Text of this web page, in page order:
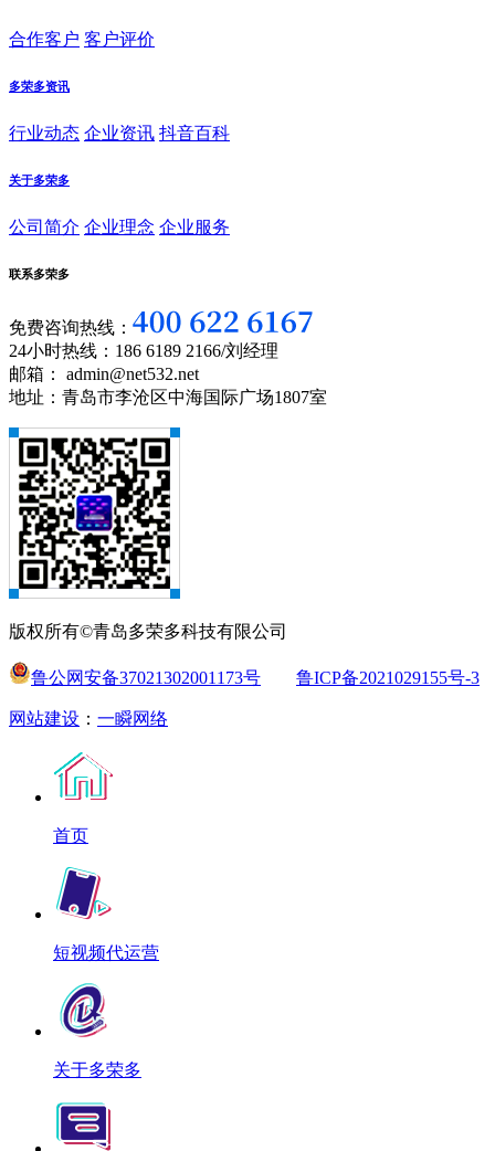
合作客户 客户评价
多荣多资讯
行业动态 企业资讯 抖音百科
关于多荣多
公司简介 企业理念 企业服务
联系多荣多
免费咨询热线：
24小时热线：186 6189 2166/刘经理
邮箱： admin@net532.net
地址：青岛市李沧区中海国际广场1807室
版权所有©青岛多荣多科技有限公司
鲁公网安备37021302001173号 鲁ICP备2021029155号-3
网站建设 ： 一瞬网络
首页
短视频代运营
关于多荣多